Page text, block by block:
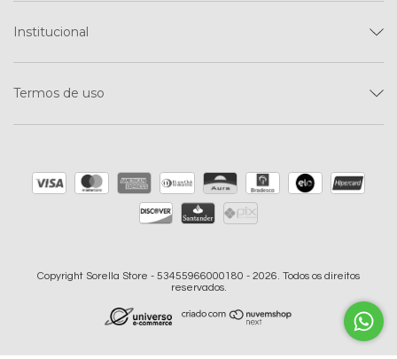
Institucional
Termos de uso
Copyright Sorella Store - 53455966000180 - 2026. Todos os direitos
reservados.